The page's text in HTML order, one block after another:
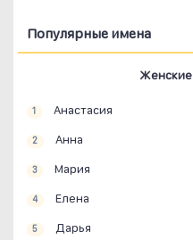
Популярные имена
Женские
1 Анастасия
2 Анна
3 Мария
4 Елена
5 Дарья